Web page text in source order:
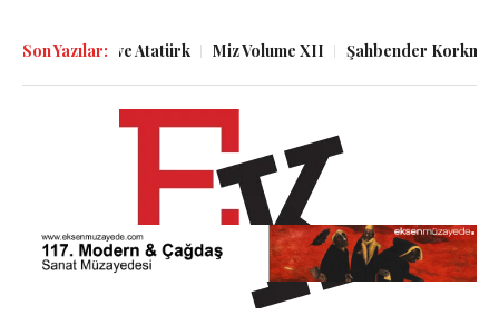
Son Yazılar:
Melzig ve Atatürk Miz Volume XII Şahbender Korkmaz: